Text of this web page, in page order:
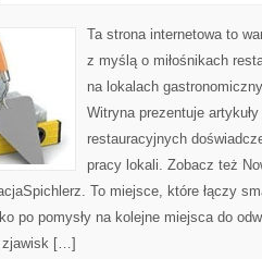
Ta strona internetowa to
z myślą o miłośnikach
na lokalach
Witryna prezentuje
restauracyjnych
pracy lokali. Zobacz też
To miejsce, które łączy
po pomysły na kolejne miejsca do
zjawisk […]